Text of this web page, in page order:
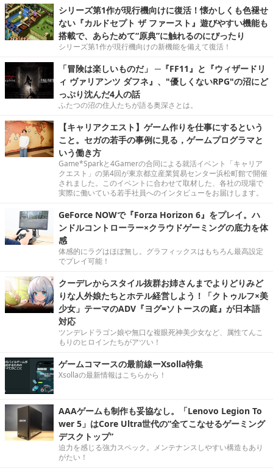
シリーズ第1作が現行機向けに復活！懐かしくも色褪せ
ない『カルドセプト ザ ファースト』遊びやすい機能も
搭載で、あらためて“原典”に触れるのにぴったり
シリーズ第1作が現行機向けの新機能を備えて復活！
「冒険は楽しいものだ」 ─『FF11』と『ウィザードリ
ィ ヴァリアンツ ダフネ』、"優しくないRPG"の沼にど
っぷり沈んだ4人の話
ふたつの沼の住人たちが語る奥深さとは。
【キャリアクエスト】ゲーム作りを仕事にするという
こと。セガの若手の事例に見る，ゲームプログラマと
いう働き方
Game*Sparkと4Gamerの合同による就活イベント「キャリア
クエスト」の第4回が東京都立産業貿易センター浜松町館で開催
されました。このイベントに合わせて取材した、各社の現場で
実際に働いている若手社員へのインタビューをお届けします。
GeForce NOWで『Forza Horizon 6』をプレイ。ハ
ンドルコントローラー×クラウドゲーミングの底力を体
感
体感的にラグはほぼ無し。グラフィックスはもちろん最高設定
でプレイ可能！
クーデレからスタイル抜群お姉さんまでよりどりみど
りな人外娘たちとホテル経営しよう！「クトゥルフ×美
少女」テーマのADV『ヨグ=ソトースの庭』が日本語
対応
ツンデレドラゴン娘や無口な複眼死神美少女など、属性てんこ
もりのヒロインたちがアツい！
ゲームコマースの最前線ーXsolla特集
Xsollaの最新情報はこちらから！
AAAゲームも制作も妥協なし。「Lenovo Legion To
wer 5」はCore Ultra世代の“全てこなせるゲーミング
デスクトップ”
迫力を感じる強力スペック。メンテナンスしやすい構造もあり
がたい！